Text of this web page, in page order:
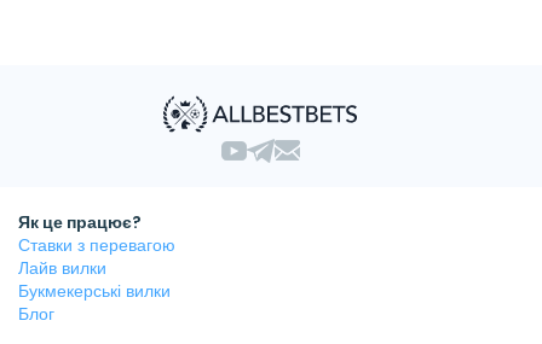
Як це працює?
Ставки з перевагою
Лайв вилки
Букмекерські вилки
Блог